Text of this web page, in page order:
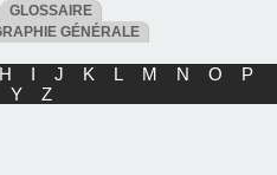
GLOSSAIRE
GÉNÉRALE
H I J K L M N O
P
Y Z